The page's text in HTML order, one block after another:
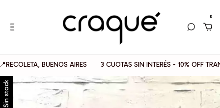
0
BUENOS AIRES 3 CUOTAS SIN INTERÉS - 10% OFF
Sin stock